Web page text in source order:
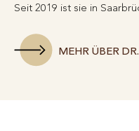
Seit 2019 ist sie in
MEHR ÜBER